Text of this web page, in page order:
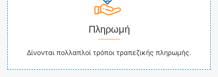
Πληρωμή
Δίνονται πολλαπλοί τρόποι τραπεζικής πληρωμής.